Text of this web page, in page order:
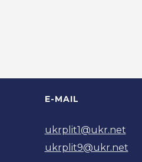
E-MAIL
ukrplit1@ukr.net
ukrplit9@ukr.net